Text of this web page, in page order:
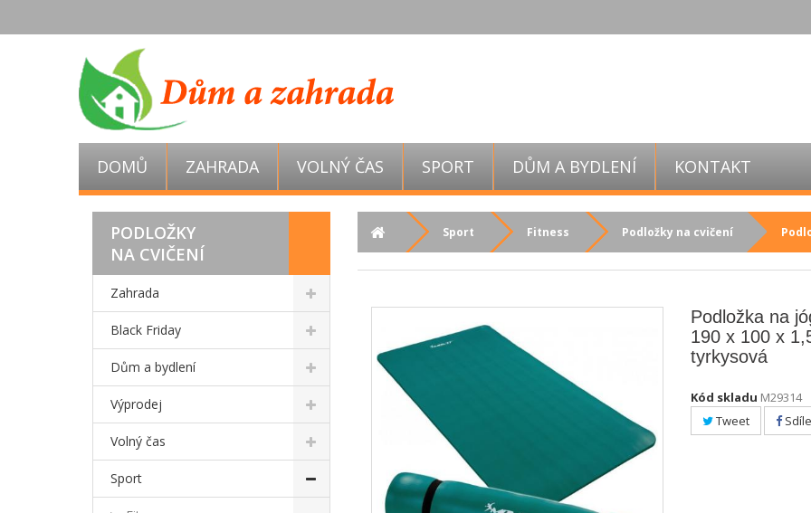
DOMŮ ZAHRADA VOLNÝ ČAS SPORT DŮM A BYDLENÍ KONTAKT
PODLOŽKY
NA CVIČENÍ
Zahrada
Black Friday
Dům a bydlení
Výprodej
Volný čas
Sport
Sport Fitness Podložky na cvičení
Podložka na
190 x 100 x
tyrkysová
Kód skladu M29314
Tweet